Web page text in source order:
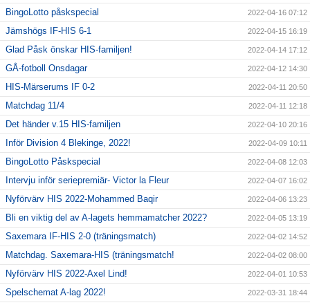
BingoLotto påskspecial 2022-04-16 07:12
Jämshögs IF-HIS 6-1 2022-04-15 16:19
Glad Påsk önskar HIS-familjen! 2022-04-14 17:12
GÅ-fotboll Onsdagar 2022-04-12 14:30
HIS-Märserums IF 0-2 2022-04-11 20:50
Matchdag 11/4 2022-04-11 12:18
Det händer v.15 HIS-familjen 2022-04-10 20:16
Inför Division 4 Blekinge, 2022! 2022-04-09 10:11
BingoLotto Påskspecial 2022-04-08 12:03
Intervju inför seriepremiär- Victor la Fleur 2022-04-07 16:02
Nyförvärv HIS 2022-Mohammed Baqir 2022-04-06 13:23
Bli en viktig del av A-lagets hemmamatcher 2022? 2022-04-05 13:19
Saxemara IF-HIS 2-0 (träningsmatch) 2022-04-02 14:52
Matchdag. Saxemara-HIS (träningsmatch! 2022-04-02 08:00
Nyförvärv HIS 2022-Axel Lind! 2022-04-01 10:53
Spelschemat A-lag 2022! 2022-03-31 18:44